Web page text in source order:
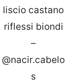
liscio castano
riflessi biondi
–
@nacir.cabelo
s